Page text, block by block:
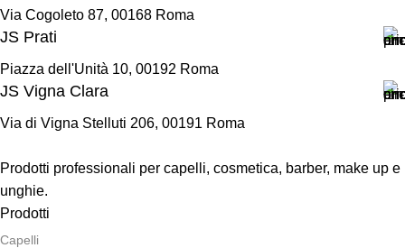
Via Cogoleto 87, 00168 Roma
JS Prati
Piazza dell'Unità 10, 00192 Roma
JS Vigna Clara
Via di Vigna Stelluti 206, 00191 Roma
Prodotti professionali per capelli, cosmetica, barber, make up e
unghie.
Prodotti
Capelli